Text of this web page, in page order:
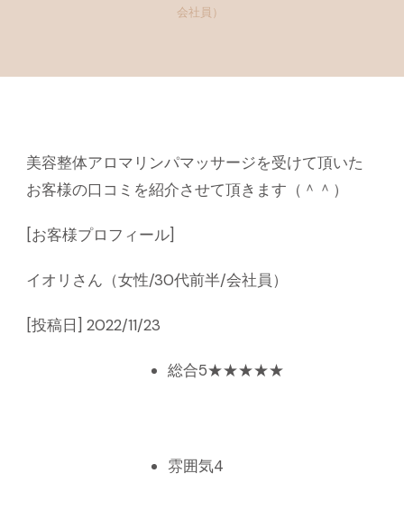
会社員）
美容整体アロマリンパマッサージを受けて頂いた
お客様の口コミを紹介させて頂きます（＾＾）
[お客様プロフィール]
イオリさん （女性/30代前半/会社員）
[投稿日] 2022/11/23
総合5★★★★★
雰囲気4